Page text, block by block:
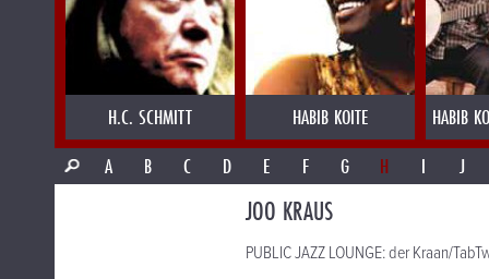
H.C. SCHMITT HABIB KOITE
HABIB
A
B C D E F G H I J
JOO KRAUS
PUBLIC JAZZ LOUNGE: der Kraan/